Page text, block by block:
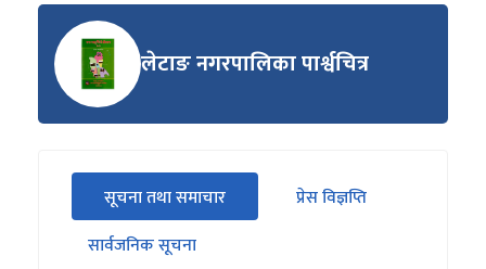
लेटाङ नगरपालिका पार्श्वचित्र
सीधा
पहिलो
ट्याबको
सूचना तथा समाचार
(सक्रिय ट्याब)
प्रेस विज्ञप्ति
सार्वजनिक सूचना